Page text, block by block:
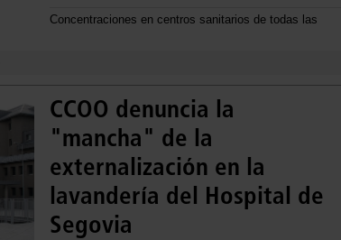
Concentraciones en centros sanitarios de todas las
CCOO denuncia la
"mancha" de la
externalización en la
lavandería del Hospital de
Segovia